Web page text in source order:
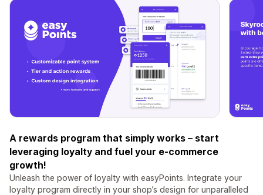
A rewards program that simply works – start
leveraging loyalty and fuel your e-commerce
growth!
Unleash the power of loyalty with easyPoints. Integrate your
loyalty program directly in your shop’s design for unparalleled